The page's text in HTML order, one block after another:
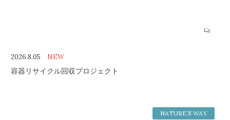
2026.8.05 NEW
容器リサイクル回収プロジェクト
NATURE’S WAY